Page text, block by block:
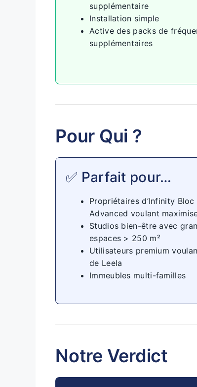
supplémentaire
Installation simple
Active des packs de
supplémentaires
Pour Qui ?
✅ Parfait pour…
Propriétaires d’Infinity Bloc
Advanced voulant
Studios bien-être avec
espaces > 250 m²
Utilisateurs premium
de Leela
Immeubles multi-familles
Notre Verdict